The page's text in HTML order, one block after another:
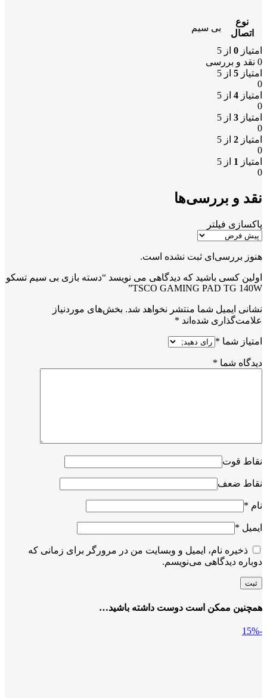
نوع
اتصال
بی سیم
امتیاز 0 از 5
0 نقد و بررسی
امتیاز 5 از 5
0
امتیاز 4 از 5
0
امتیاز 3 از 5
0
امتیاز 2 از 5
0
امتیاز 1 از 5
0
نقد و بررسی‌ها
پاکسازی فیلتر
هنوز بررسی‌ای ثبت نشده است.
اولین کسی باشید که دیدگاهی می نویسد “دسته بازی بی سیم تسکو
TSCO GAMING PAD TG 140W”
نشانی ایمیل شما منتشر نخواهد شد. بخش‌های موردنیاز
علامت‌گذاری شده‌اند *
امتیاز شما *
دیدگاه شما *
نقاط قوت
نقاط ضعف
نام *
ایمیل *
ذخیره نام، ایمیل و وبسایت من در مرورگر برای زمانی که
دوباره دیدگاهی می‌نویسم.
همچنین ممکن است دوست داشته باشید…
-15%